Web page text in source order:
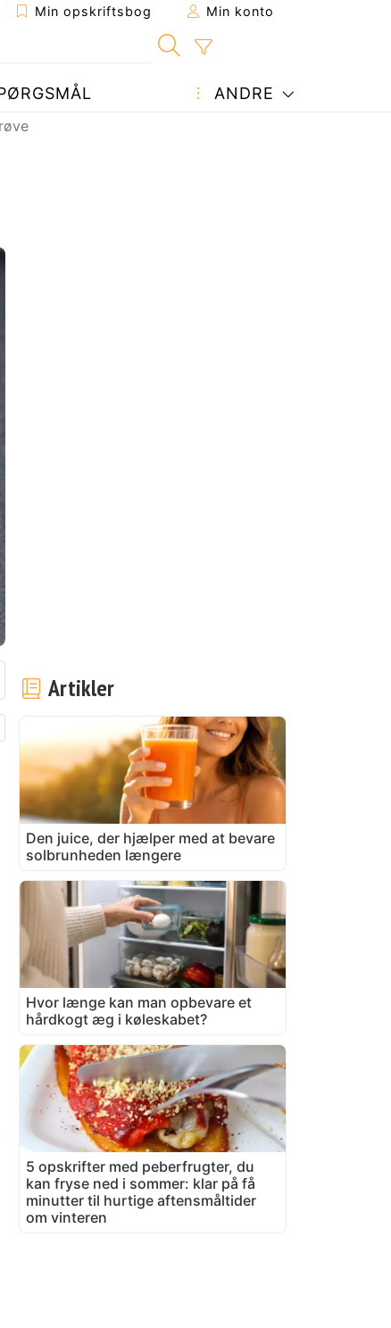
Min opskriftsbog Min konto
ANDRE
Artikler
Den juice, der hjælper med at bevare
solbrunheden længere
Hvor længe kan man opbevare et
hårdkogt æg i køleskabet?
5 opskrifter med peberfrugter, du
kan fryse ned i sommer: klar på få
minutter til hurtige aftensmåltider
om vinteren